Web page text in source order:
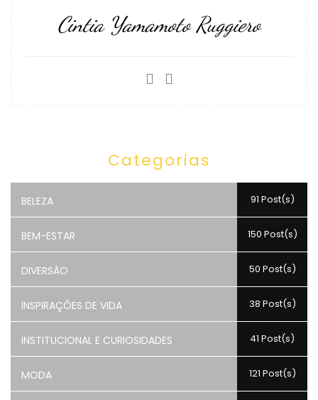
Cintia Yamamoto Ruggiero
Categorias
BELEZA 91 Post(s)
BEM-ESTAR 150 Post(s)
DIVERSÃO 50 Post(s)
INSPIRAÇÕES DE VIDA 38 Post(s)
INSTITUCIONAL E CURIOSIDADES 41 Post(s)
MODA 121 Post(s)